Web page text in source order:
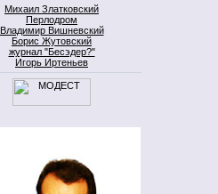
Михаил Златковский
Перлодром
Владимир Вишневский
Борис Жутовский
журнал "Бесэдер?"
Игорь Иртеньев